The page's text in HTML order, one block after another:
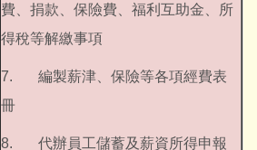
費、捐款、保險費、福利互助金、所
得稅等解繳事項
7. 編製薪津、保險等各項經費表
冊
8. 代辦員工儲蓄及薪資所得申報